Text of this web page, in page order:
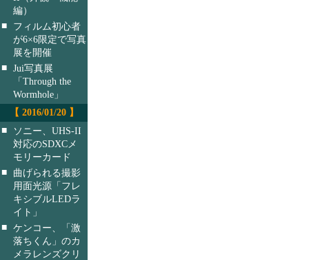
編）
■
フィルム初心者
が6×6限定で写真
展を開催
■ Jui写真展
「Through the
Wormhole」
【 2016/01/20 】
■
ソニー、UHS-II
対応のSDXCメ
モリーカード
■
曲げられる撮影
用面光源「フレ
キシブルLEDラ
イト」
■ ケンコー、「激
落ちくん」のカ
メラレンズクリ